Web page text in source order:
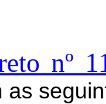
nº
as